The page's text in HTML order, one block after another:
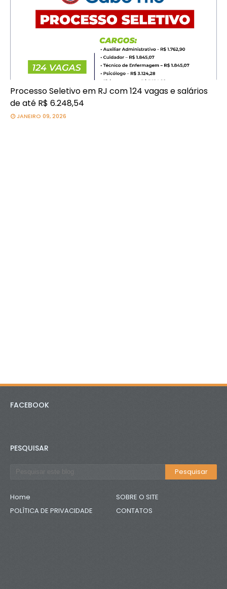
Processo Seletivo em RJ com 124 vagas e salários
de até R$ 6.248,54
JANEIRO 09, 2026
FACEBOOK
PESQUISAR
Home
SOBRE O SITE
POLÍTICA DE PRIVACIDADE
CONTATOS